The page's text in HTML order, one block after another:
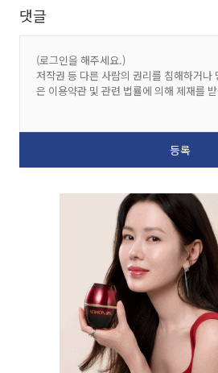
댓글